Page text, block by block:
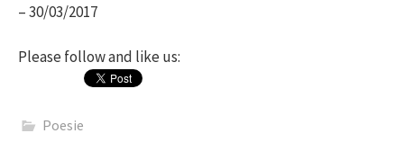
– 30/03/2017
Please follow and like us:
Poesie